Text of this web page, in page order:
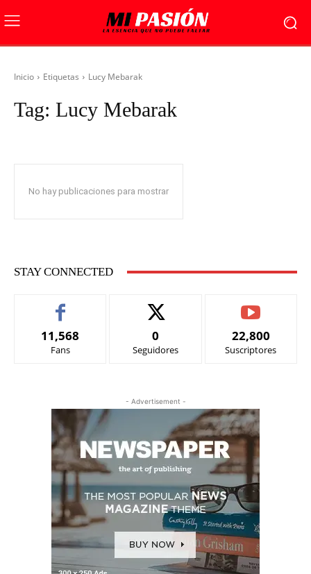
Inicio Etiquetas Lucy Mebarak
Tag: Lucy Mebarak
No hay publicaciones para mostrar
STAY CONNECTED
11,568
Fans
0
Seguidores
22,800
Suscriptores
- Advertisement -